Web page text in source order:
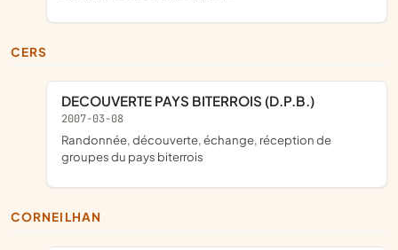
CERS
DECOUVERTE PAYS BITERROIS (D.P.B.)
2007-03-08
randonnée, découverte, échange, réception de
groupes du pays biterrois
CORNEILHAN